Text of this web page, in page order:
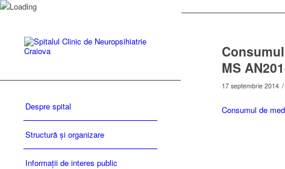
Despre spital
Structură și organizare
Informații de interes public
MS
17 septembrie 2014 /
Consumul de